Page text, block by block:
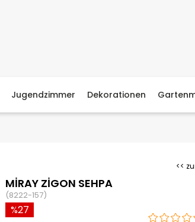
Jugendzimmer Dekorationen
<<
MİRAY ZİGON SEHPA
(8222-157)
27